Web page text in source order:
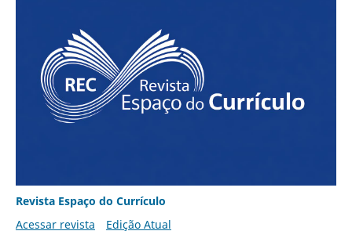
Revista Espaço do Currículo
Acessar revista
Edição Atual